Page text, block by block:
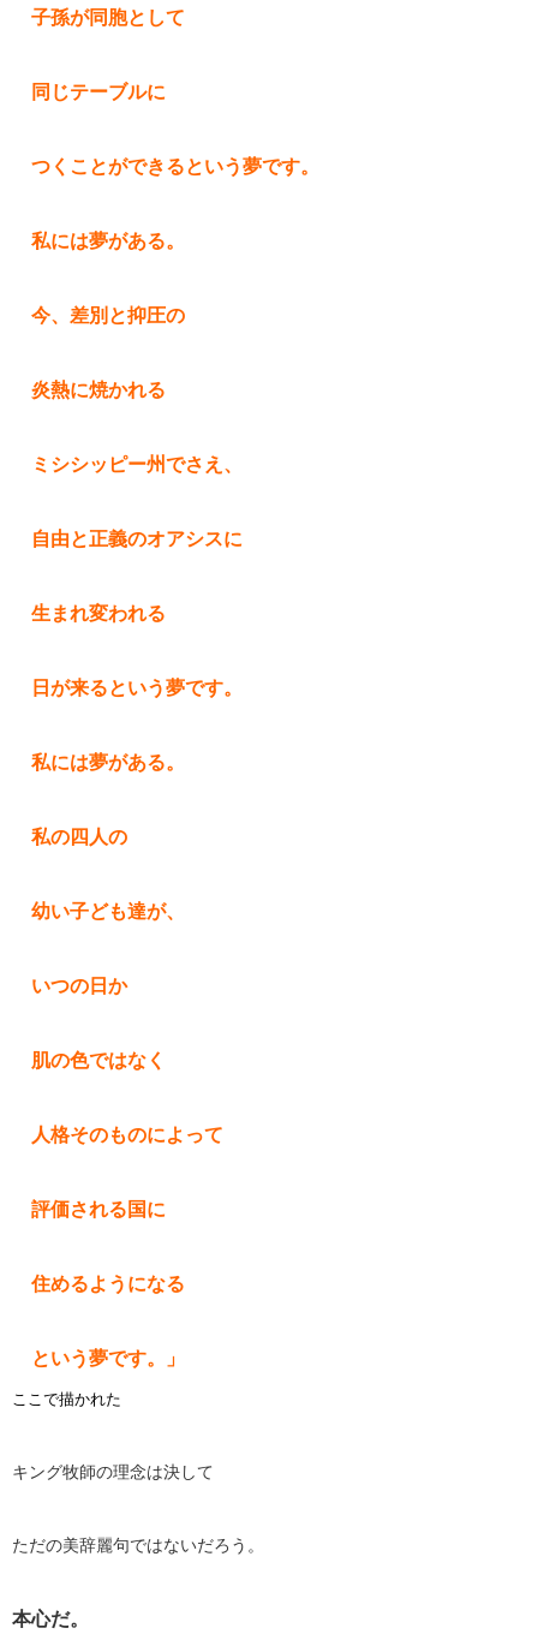
子孫が同胞として
同じテーブルに
つくことができるという夢です。
私には夢がある。
今、差別と抑圧の
炎熱に焼かれる
ミシシッピー州でさえ、
自由と正義のオアシスに
生まれ変われる
日が来るという夢です。
私には夢がある。
私の四人の
幼い子ども達が、
いつの日か
肌の色ではなく
人格そのものによって
評価される国に
住めるようになる
という夢です。」
ここで描かれた
キング牧師の理念は決して
ただの美辞麗句ではないだろう。
本心だ。